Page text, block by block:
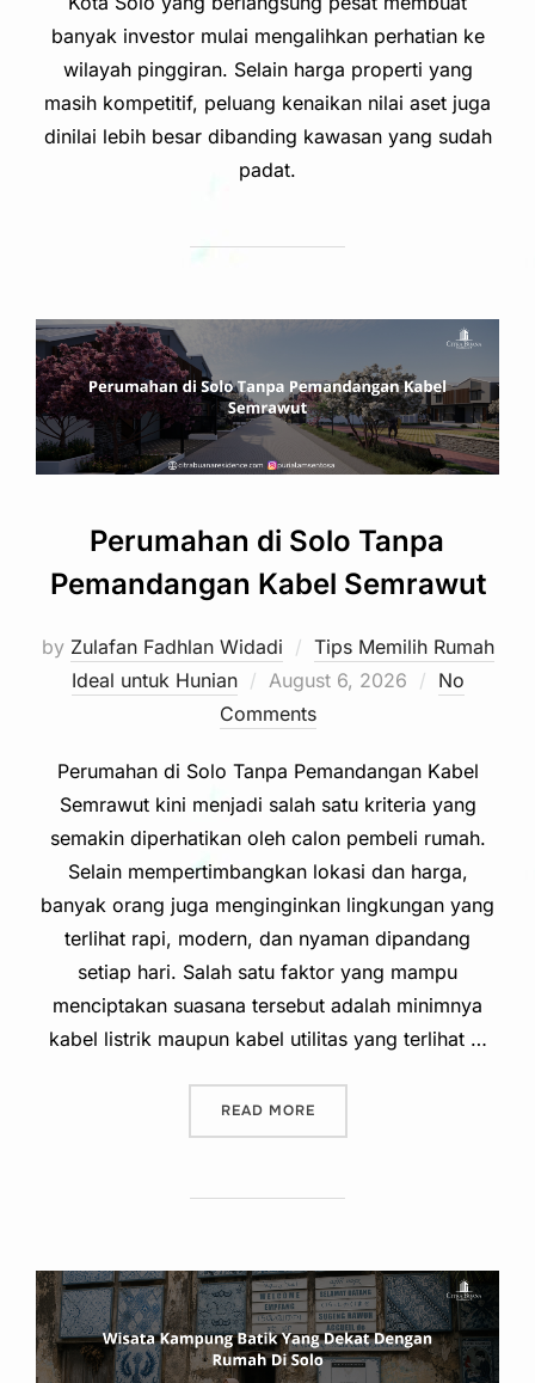
banyak investor mulai mengalihkan perhatian ke
wilayah pinggiran. Selain harga properti yang
masih kompetitif, peluang kenaikan nilai aset juga
dinilai lebih besar dibanding kawasan yang sudah
padat.
Perumahan di Solo Tanpa
Pemandangan Kabel Semrawut
by Zulafan Fadhlan Widadi
Tips Memilih Rumah
Ideal untuk Hunian
Posted
on
August 6, 2026
No
Comments
Perumahan di Solo Tanpa Pemandangan Kabel
Semrawut kini menjadi salah satu kriteria yang
semakin diperhatikan oleh calon pembeli rumah.
Selain mempertimbangkan lokasi dan harga,
banyak orang juga menginginkan lingkungan yang
terlihat rapi, modern, dan nyaman dipandang
setiap hari. Salah satu faktor yang mampu
menciptakan suasana tersebut adalah minimnya
kabel listrik maupun kabel utilitas yang terlihat …
READ MORE“PERUMAHAN DI SOLO